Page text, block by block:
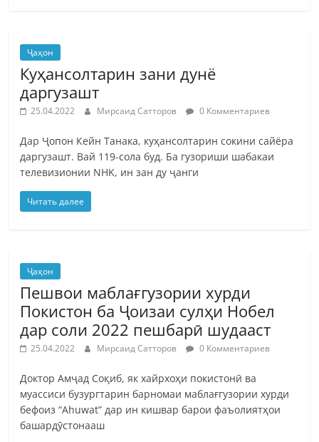
Ҷаҳон
Куҳансолтарин зани дунё
даргузашт
25.04.2022 Мирсаид Сатторов 0 Комментариев
Дар Ҷопон Кейн Танака, куҳансолтарин сокини сайёра
даргузашт. Вай 119-сола буд. Ба гузориши шабакаи
телевизионии NHK, ин зан ду ҷанги
Читать далее
Ҷаҳон
Пешвои маблағгузории хурди
Покистон ба Ҷоизаи сулҳи Нобел
дар соли 2022 пешбарӣ шудааст
25.04.2022 Мирсаид Сатторов 0 Комментариев
Доктор Амҷад Соқиб, як хайрхоҳи покистонӣ ва
муассиси бузургтарин барномаи маблағгузории хурди
бефоиз “Ahuwat” дар ин кишвар барои фаъолиятҳои
башардӯстонааш